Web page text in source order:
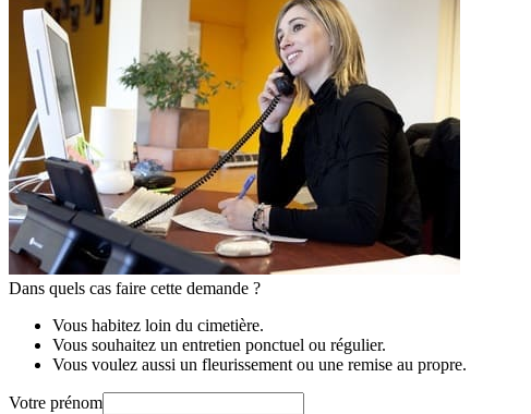
Dans quels cas faire cette demande ?
Vous habitez loin du cimetière.
Vous souhaitez un entretien ponctuel ou régulier.
Vous voulez aussi un fleurissement ou une remise au propre.
Votre prénom